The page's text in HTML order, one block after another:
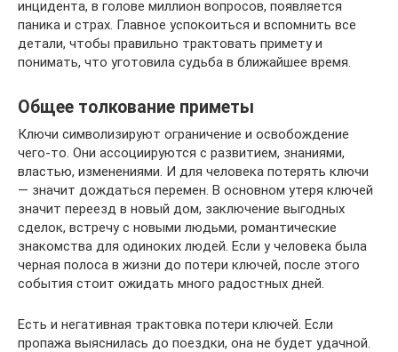
инцидента, в голове миллион вопросов, появляется
паника и страх. Главное успокоиться и вспомнить все
детали, чтобы правильно трактовать примету и
понимать, что уготовила судьба в ближайшее время.
Общее толкование приметы
Ключи символизируют ограничение и освобождение
чего-то. Они ассоциируются с развитием, знаниями,
властью, изменениями. И для человека потерять ключи
— значит дождаться перемен. В основном утеря ключей
значит переезд в новый дом, заключение выгодных
сделок, встречу с новыми людьми, романтические
знакомства для одиноких людей. Если у человека была
черная полоса в жизни до потери ключей, после этого
события стоит ожидать много радостных дней.
Есть и негативная трактовка потери ключей. Если
пропажа выяснилась до поездки, она не будет удачной.